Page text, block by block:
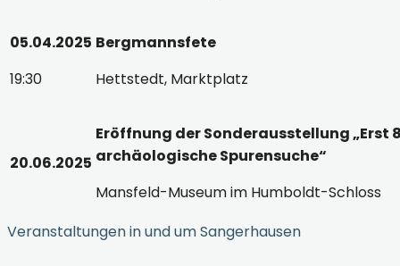
05.04.2025
19:30
Bergmannsfete
Hettstedt, Marktplatz
20.06.2025
Eröffnung der Sonderausstellung „Erst
archäologische Spurensuche“
Mansfeld-Museum im Humboldt-Schloss
Veranstaltungen in und um Sangerhausen